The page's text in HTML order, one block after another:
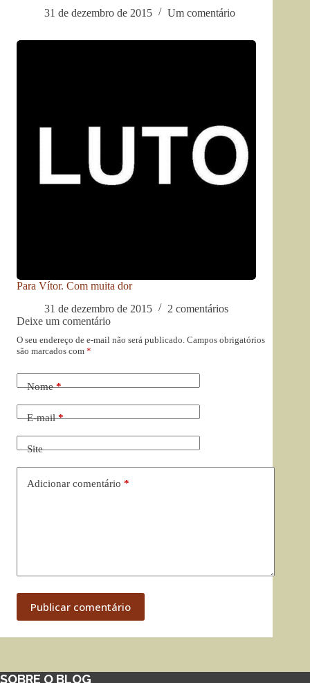
31 de dezembro de 2015
Um comentário
Para Vítor. Com muita dor
31 de dezembro de 2015
2 comentários
Deixe um comentário
O seu endereço de e-mail não será publicado. Campos obrigatórios
são marcados com *
Nome*
E-mail*
Site
Adicionar comentário *
Publicar comentário
SOBRE O BLOG